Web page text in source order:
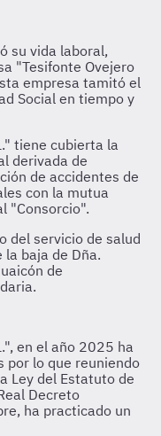
su vida laboral,
"Tesifonte Ovejero
empresa tamitó el
Social en tiempo y
tiene cubierta la
derivada de
de accidentes de
con la mutua
"Consorcio".
del servicio de salud
baja de Dña.
de
en el año 2025 ha
por lo que reuniendo
Ley del Estatuto de
Decreto
ha practicado un